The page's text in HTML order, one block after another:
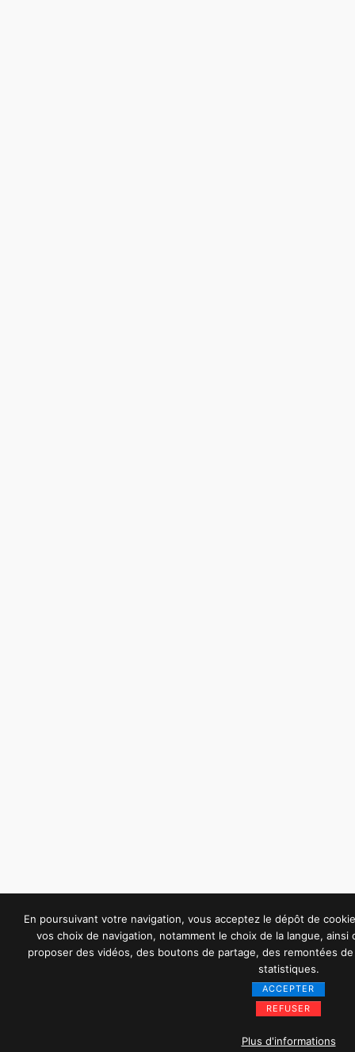
En poursuivant votre navigation, vous acceptez le dépôt de
vos choix de navigation, notamment le choix de la langue,
proposer des vidéos, des boutons de partage, des remontées
statistiques.
ACCEPTER
REFUSER
Plus d'informations